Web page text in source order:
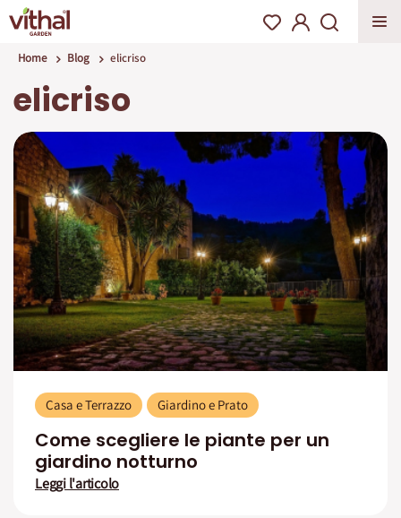
Home Blog elicriso
elicriso
Casa e Terrazzo Giardino e Prato
Come scegliere le piante per un
giardino notturno
Leggi l'articolo